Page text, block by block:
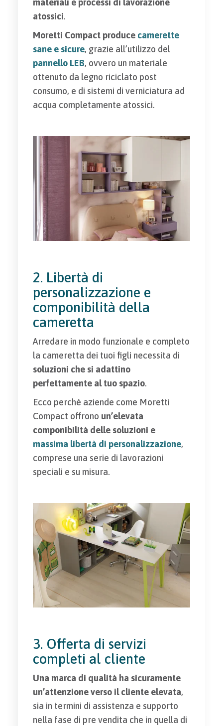
materiali e processi di lavorazione
atossici.
Moretti Compact produce camerette
sane e sicure, grazie all’utilizzo del
pannello LEB, ovvero un materiale
ottenuto da legno riciclato post
consumo, e di sistemi di verniciatura ad
acqua completamente atossici.
2. Libertà di
personalizzazione e
componibilità della
cameretta
Arredare in modo funzionale e completo
la cameretta dei tuoi figli necessita di
soluzioni che si adattino
perfettamente al tuo spazio.
Ecco perché aziende come Moretti
Compact offrono un’elevata
componibilità delle soluzioni e
massima libertà di personalizzazione,
comprese una serie di lavorazioni
speciali e su misura.
3. Offerta di servizi
completi al cliente
Una marca di qualità ha sicuramente
un’attenzione verso il cliente elevata,
sia in termini di assistenza e supporto
nella fase di pre vendita che in quella di